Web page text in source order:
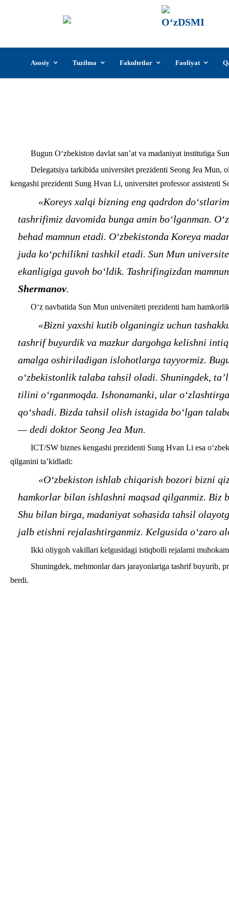
content
Asosiy Tuzilma Fakultetlar Faoliyat
Bugun O‘zbekiston davlat san’at va madaniyat institutiga
Delegatsiya tarkibida universitet prezidenti Seong Jea
kengashi prezidenti Sung Hvan Li, universitet professor assistenti
«Koreys xalqi bizning eng qadrdon
tashrifimiz davomida bunga amin bo‘lganman.
behad mamnun etadi. O‘zbekistonda Koreya
juda ko‘pchilikni tashkil etadi. Sun Mun
ekanligiga guvoh bo‘ldik. Tashrifingizdan
Shermanov.
O‘z navbatida Sun Mun universiteti prezidenti ham
«Bizni yaxshi kutib olganingiz uchun
tashrif buyurdik va mazkur dargohga kelishni
amalga oshiriladigan islohotlarga tayyormiz.
o‘zbekistonlik talaba tahsil oladi. Shuningdek,
tilini o‘rganmoqda. Ishonamanki, ular
qo‘shadi. Bizda tahsil olish istagida bo‘lgan
— dedi doktor Seong Jea Mun.
ICT/SW biznes kengashi prezidenti Sung Hvan Li esa
qilganini ta’kidladi:
«O‘zbekiston ishlab chiqarish bozori bizni
hamkorlar bilan ishlashni maqsad qilganmiz.
Shu bilan birga, madaniyat sohasida tahsil
jalb etishni rejalashtirganmiz. Kelgusida o‘zaro
Ikki oliygoh vakillari kelgusidagi istiqbolli rejalarni
Shuningdek, mehmonlar dars jarayonlariga tashrif buyurib,
berdi.